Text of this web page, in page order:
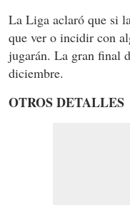
La Liga aclaró que si
que ver o incidir con
jugarán. La gran final
diciembre.
OTROS DETALLES